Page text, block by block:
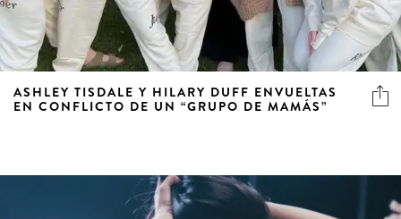
ASHLEY TISDALE Y HILARY DUFF ENVUELTAS
EN CONFLICTO DE UN “GRUPO DE MAMÁS”